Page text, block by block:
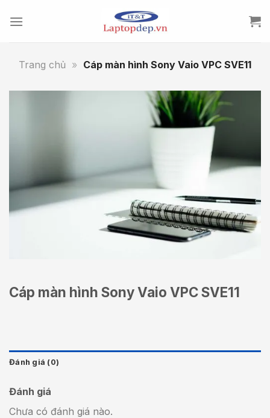
Trang chủ » Cáp màn hình Sony Vaio VPC SVE11
Cáp màn hình Sony Vaio VPC SVE11
Đánh giá (0)
Đánh giá
Chưa có đánh giá nào.